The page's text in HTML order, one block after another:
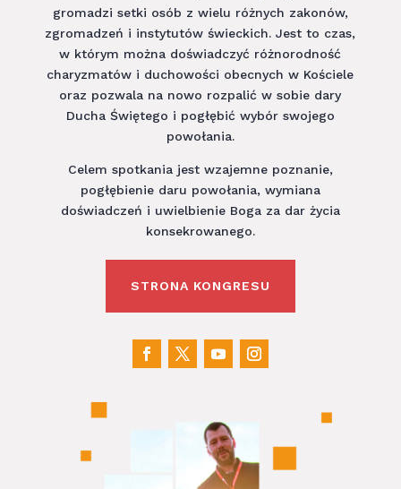
gromadzi setki osób z wielu różnych zakonów,
zgromadzeń i instytutów świeckich. Jest to czas,
w którym można doświadczyć różnorodność
charyzmatów i duchowości obecnych w Kościele
oraz pozwala na nowo rozpalić w sobie dary
Ducha Świętego i pogłębić wybór swojego
powołania.
Celem spotkania jest wzajemne poznanie,
pogłębienie daru powołania, wymiana
doświadczeń i uwielbienie Boga za dar życia
konsekrowanego.
STRONA KONGRESU